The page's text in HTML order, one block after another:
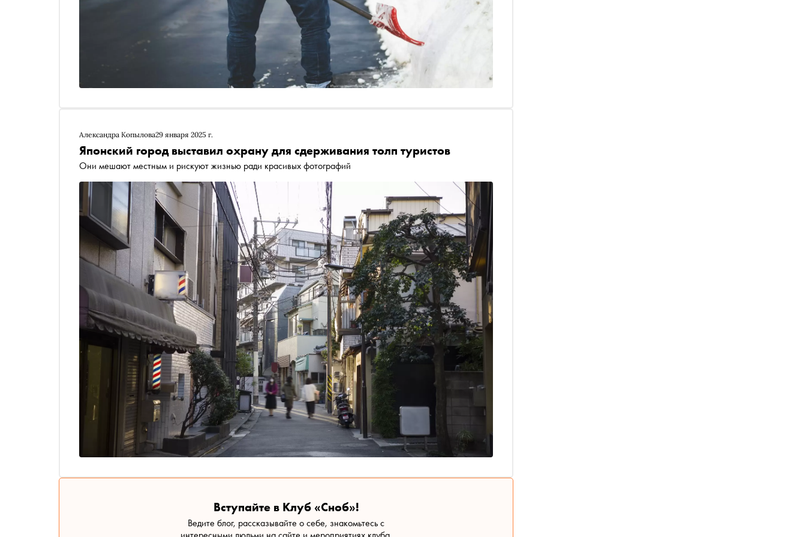
Александра Копылова29 января 2025 г.
Японский город выставил охрану для сдерживания толп туристов
Они мешают местным и рискуют жизнью ради красивых фотографий
Вступайте в Клуб «Сноб»!
Ведите блог, рассказывайте о себе, знакомьтесь с